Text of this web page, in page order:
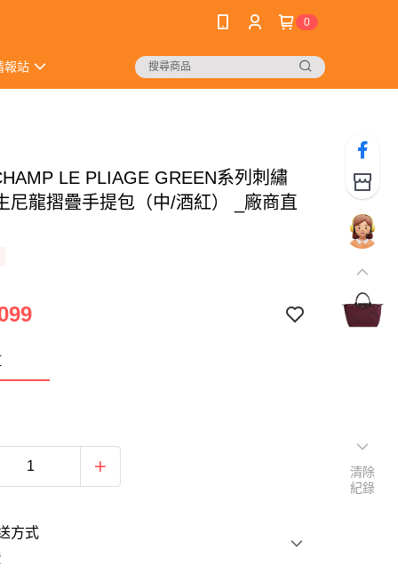
0
報站
LE PLIAGE GREEN系列刺繡
尼龍摺疊手提包（中/酒紅） _廠商直
方式
清除
紀錄